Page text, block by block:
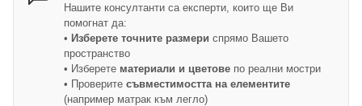
Нашите консултанти са експерти, които ще Ви
помогнат да:
• Изберете точните размери спрямо Вашето
пространство
• Изберете материали и цветове по реални мостри
• Проверите съвместимостта на елементите
(например матрак към легло)